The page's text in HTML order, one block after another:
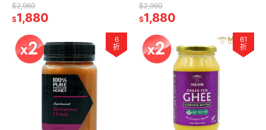
$2,960
$1,880
$2,960
$1,880
6
折
61
折